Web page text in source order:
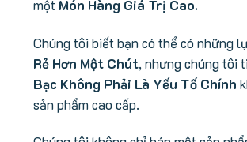
một Món Hàng Giá Trị Cao.
Chúng tôi biết bạn có thể có những
Rẻ Hơn Một Chút, nhưng chúng tôi
Bạc Không Phải Là Yếu Tố Chính
sản phẩm cao cấp.